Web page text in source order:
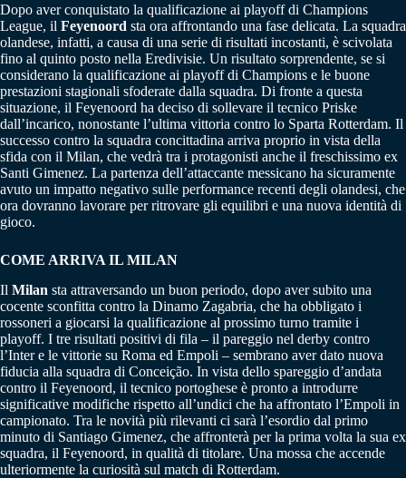
Dopo aver conquistato la qualificazione ai playoff di Champions
League, il Feyenoord sta ora affrontando una fase delicata. La squadra
olandese, infatti, a causa di una serie di risultati incostanti, è scivolata
fino al quinto posto nella Eredivisie. Un risultato sorprendente, se si
considerano la qualificazione ai playoff di Champions e le buone
prestazioni stagionali sfoderate dalla squadra. Di fronte a questa
situazione, il Feyenoord ha deciso di sollevare il tecnico Priske
dall’incarico, nonostante l’ultima vittoria contro lo Sparta Rotterdam. Il
successo contro la squadra concittadina arriva proprio in vista della
sfida con il Milan, che vedrà tra i protagonisti anche il freschissimo ex
Santi Gimenez. La partenza dell’attaccante messicano ha sicuramente
avuto un impatto negativo sulle performance recenti degli olandesi, che
ora dovranno lavorare per ritrovare gli equilibri e una nuova identità di
gioco.
COME ARRIVA IL MILAN
Il Milan sta attraversando un buon periodo, dopo aver subito una
cocente sconfitta contro la Dinamo Zagabria, che ha obbligato i
rossoneri a giocarsi la qualificazione al prossimo turno tramite i
playoff. I tre risultati positivi di fila – il pareggio nel derby contro
l’Inter e le vittorie su Roma ed Empoli – sembrano aver dato nuova
fiducia alla squadra di Conceição. In vista dello spareggio d’andata
contro il Feyenoord, il tecnico portoghese è pronto a introdurre
significative modifiche rispetto all’undici che ha affrontato l’Empoli in
campionato. Tra le novità più rilevanti ci sarà l’esordio dal primo
minuto di Santiago Gimenez, che affronterà per la prima volta la sua ex
squadra, il Feyenoord, in qualità di titolare. Una mossa che accende
ulteriormente la curiosità sul match di Rotterdam.